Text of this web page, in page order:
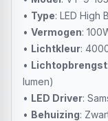
• Type: LED High
• Vermogen:
• Lichtkleur:
• Lichtopbrengst
lumen)
• LED Driver:
• Behuizing: